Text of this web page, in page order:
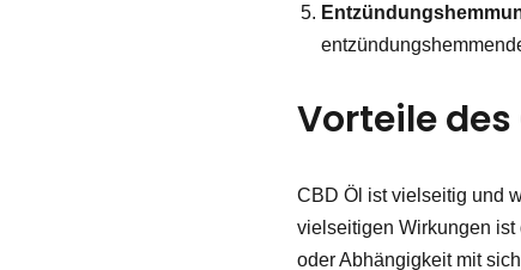
Vorteile des
CBD Öl ist vielseitig und
vielseitigen Wirkungen
oder Abhängigkeit mit